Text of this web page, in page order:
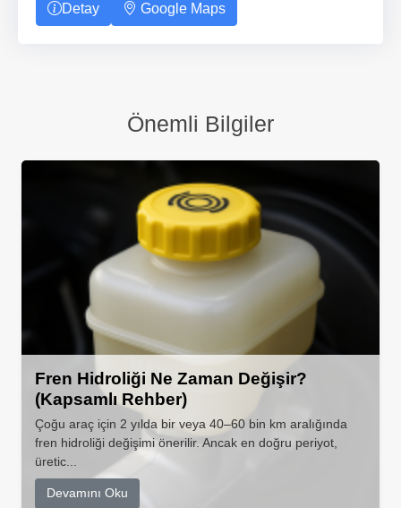
Detay Google Maps
Önemli Bilgiler
Fren Hidroliği Ne Zaman Değişir?
(Kapsamlı Rehber)
Çoğu araç için 2 yılda bir veya 40–60 bin km aralığında
fren hidroliği değişimi önerilir. Ancak en doğru periyot,
üretic...
Devamını Oku